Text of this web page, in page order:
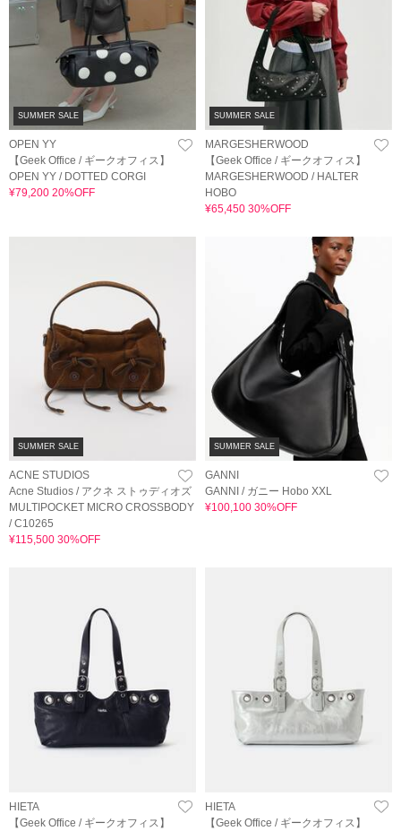
SUMMER SALE
OPEN YY
【Geek Office / ギークオフィス】
OPEN YY / DOTTED CORGI
¥79,200 20%OFF
SUMMER SALE
MARGESHERWOOD
【Geek Office / ギークオフィス】
MARGESHERWOOD / HALTER
HOBO
¥65,450 30%OFF
SUMMER SALE
ACNE STUDIOS
Acne Studios / アクネ ストゥディオズ
MULTIPOCKET MICRO CROSSBODY
/ C10265
¥115,500 30%OFF
SUMMER SALE
GANNI
GANNI / ガニー Hobo XXL
¥100,100 30%OFF
HIETA
【Geek Office / ギークオフィス】
HIETA
【Geek Office / ギークオフィス】